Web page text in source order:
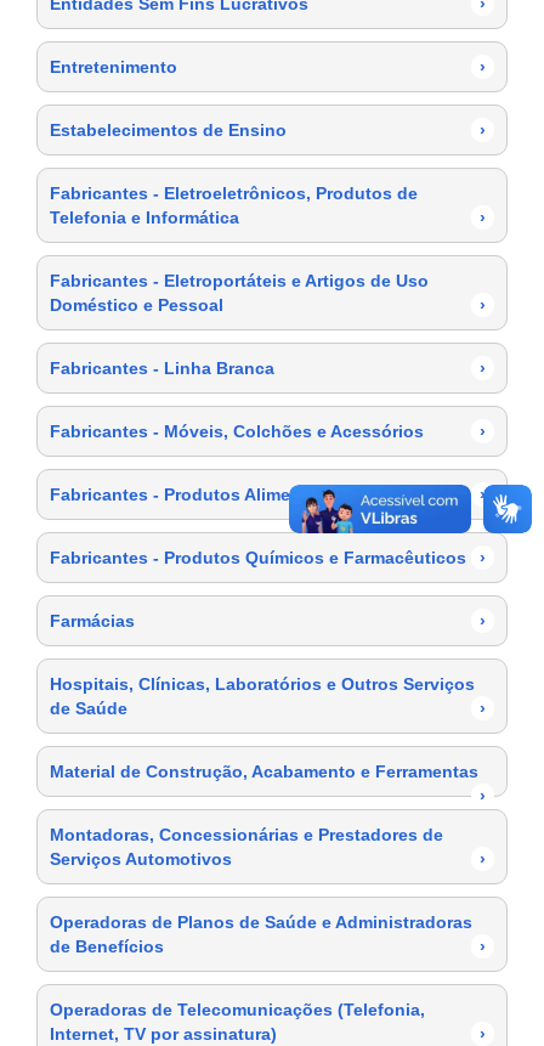
Entidades Sem Fins Lucrativos ›
Entretenimento ›
Estabelecimentos de Ensino ›
Fabricantes - Eletroeletrônicos, Produtos de
Telefonia e Informática
›
Fabricantes - Eletroportáteis e Artigos de Uso
Doméstico e Pessoal
›
Fabricantes - Linha Branca ›
Fabricantes - Móveis, Colchões e Acessórios ›
Fabricantes - Produtos Alimentícios ›
Fabricantes - Produtos Químicos e Farmacêuticos ›
Farmácias ›
Hospitais, Clínicas, Laboratórios e Outros Serviços
de Saúde
›
Material de Construção, Acabamento e Ferramentas
›
Montadoras, Concessionárias e Prestadores de
Serviços Automotivos
›
Operadoras de Planos de Saúde e Administradoras
de Benefícios
›
Operadoras de Telecomunicações (Telefonia,
Internet, TV por assinatura)
›